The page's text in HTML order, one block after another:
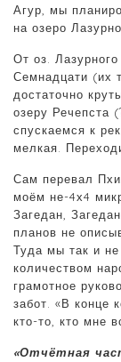
Агур, мы
на озеро
От оз.
Семнадцати (их
достаточно
озеру Речепста
спускаемся к
мелкая.
Сам перевал
моём не-4х4
Загедан,
планов не
Туда мы так и
количеством
грамотное
забот. «В конце
кто-то, кто мне
«Отчётная